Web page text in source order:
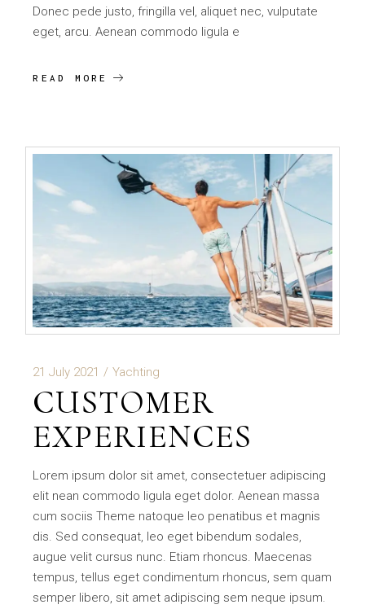
Donec pede justo, fringilla vel, aliquet nec, vulputate
eget, arcu. Aenean commodo ligula e
READ MORE
21 July 2021 Yachting
CUSTOMER
EXPERIENCES
Lorem ipsum dolor sit amet, consectetuer adipiscing
elit nean commodo ligula eget dolor. Aenean massa
cum sociis Theme natoque leo penatibus et magnis
dis. Sed consequat, leo eget bibendum sodales,
augue velit cursus nunc. Etiam rhoncus. Maecenas
tempus, tellus eget condimentum rhoncus, sem quam
semper libero, sit amet adipiscing sem neque ipsum.